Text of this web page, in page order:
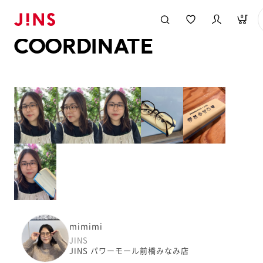
0
COORDINATE
mimimi
JINS
JINS パワーモール前橋みなみ店